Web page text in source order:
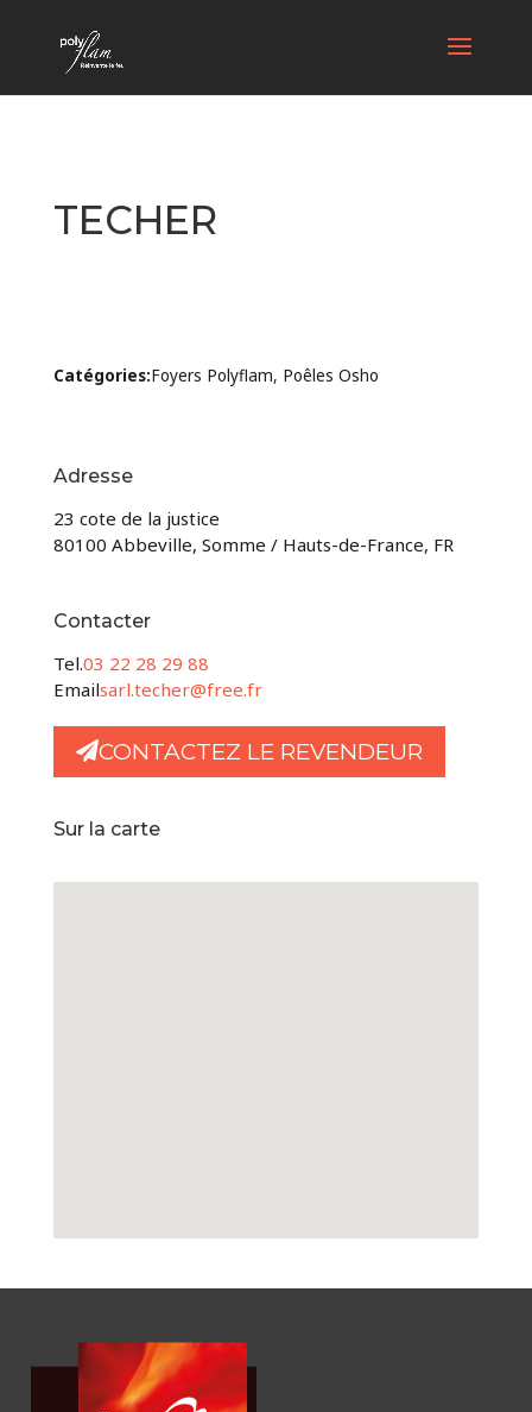
TECHER
Catégories:Foyers Polyflam, Poêles Osho
Adresse
23 cote de la justice
80100 Abbeville, Somme / Hauts-de-France, FR
Contacter
Tel.03 22 28 29 88
Emailsarl.techer@free.fr
CONTACTEZ LE REVENDEUR
Sur la carte